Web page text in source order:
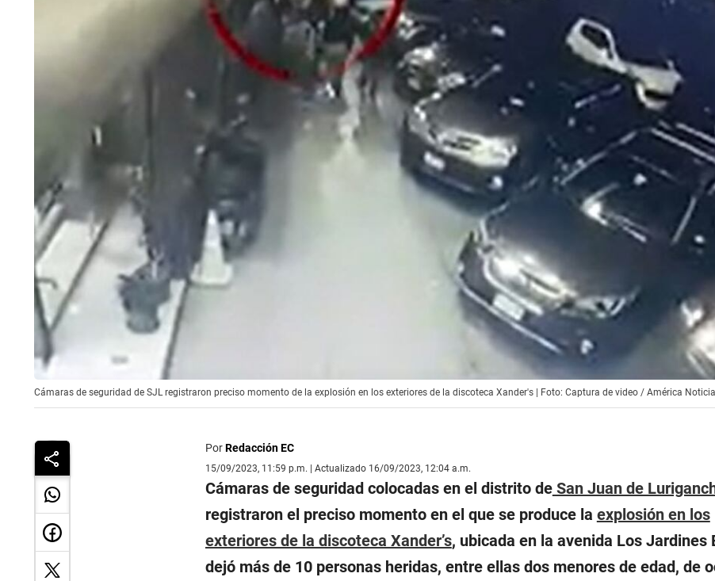
Cámaras de seguridad de SJL registraron preciso momento de la explosión en los exteriores de la discoteca Xander's | Foto: Captura de video / América
PorRedacción EC
15/09/2023, 11:59 p.m. | Actualizado 16/09/2023, 12:04 a.m.
Cámaras de seguridad colocadas en el distrito deSan Juan de
registraron el preciso momento en el que se produce la explosión en los
exteriores de la discoteca Xander’s, ubicada en la avenida Los Jardines
dejó más de 10 personas heridas, entre ellas dos menores de edad, de